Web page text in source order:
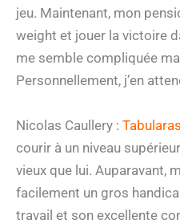
jeu. Maintenant, mon
weight et jouer la victoire
me semble compliquée
Personnellement, j’en
Nicolas Caullery :
courir à un niveau
vieux que lui. Auparavant,
facilement un gros
travail et son excellente